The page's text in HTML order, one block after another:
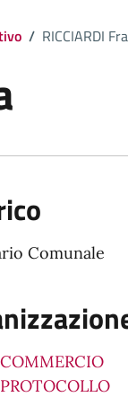
/ RICCIARDI
Comunale